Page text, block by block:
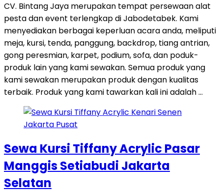
CV. Bintang Jaya merupakan tempat persewaan alat
pesta dan event terlengkap di Jabodetabek. Kami
menyediakan berbagai keperluan acara anda, meliputi
meja, kursi, tenda, panggung, backdrop, tiang antrian,
gong peresmian, karpet, podium, sofa, dan poduk-
produk lain yang kami sewakan. Semua produk yang
kami sewakan merupakan produk dengan kualitas
terbaik. Produk yang kami tawarkan kali ini adalah …
Sewa Kursi Tiffany Acrylic Pasar
Manggis Setiabudi Jakarta
Selatan